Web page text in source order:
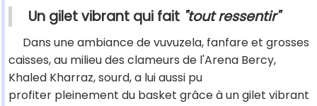
Un gilet vibrant qui fait "tout ressentir"
Dans une ambiance de vuvuzela, fanfare et grosses
caisses, au milieu des clameurs de l'Arena Bercy,
Khaled Kharraz, sourd, a lui aussi pu
profiter pleinement du basket grâce à un gilet vibrant